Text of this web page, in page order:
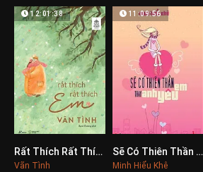
0
12:01:38
Rất Thích Rất Thích Em
Vãn Tình
0
11:09:56
Sẽ Có Thiên Thần Thay Anh Yêu Em
Minh Hiểu Khê